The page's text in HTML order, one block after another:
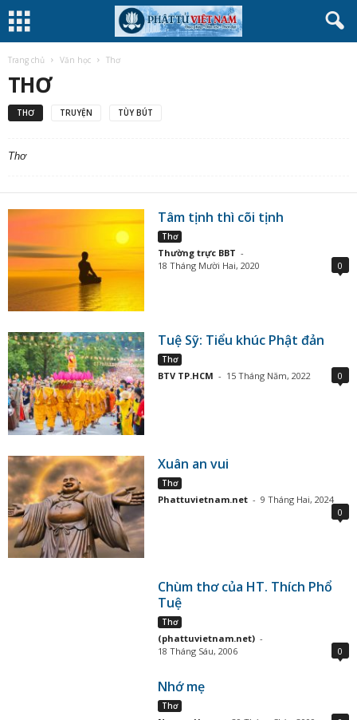
Trang chủ Văn học Thơ
THƠ
THƠ TRUYỆN TÙY BÚT
Thơ
Tâm tịnh thì cõi tịnh
Thơ
Thường trực BBT -
18 Tháng Mười Hai, 2020
0
Tuệ Sỹ: Tiểu khúc Phật đản
Thơ
BTV TP.HCM - 15 Tháng Năm, 2022 0
Xuân an vui
Thơ
Phattuvietnam.net - 9 Tháng Hai, 2024
0
Chùm thơ của HT. Thích Phổ
Tuệ
Thơ
(phattuvietnam.net) -
18 Tháng Sáu, 2006
0
Nhớ mẹ
Thơ